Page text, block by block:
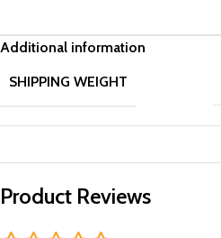
Additional information
SHIPPING WEIGHT
Product Reviews